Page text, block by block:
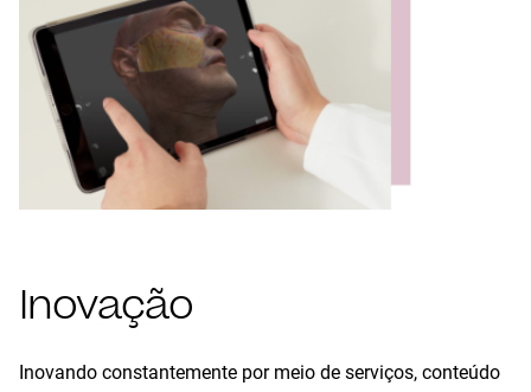
Inovação
Inovando constantemente por meio de serviços, conteúdo